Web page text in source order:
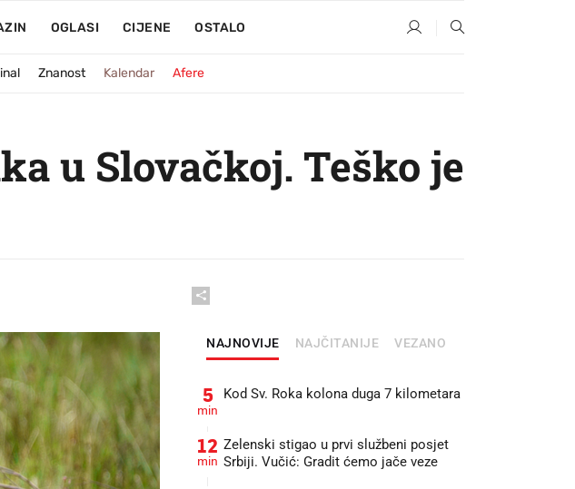
OGLASI CIJENE OSTALO
Znanost Kalendar Afere
u Slovačkoj. Teško je
NAJNOVIJE NAJČITANIJE VEZANO
5
min
Kod Sv. Roka kolona duga 7 kilometara
12
min
Zelenski stigao u prvi službeni posjet
Srbiji. Vučić: Gradit ćemo jače veze